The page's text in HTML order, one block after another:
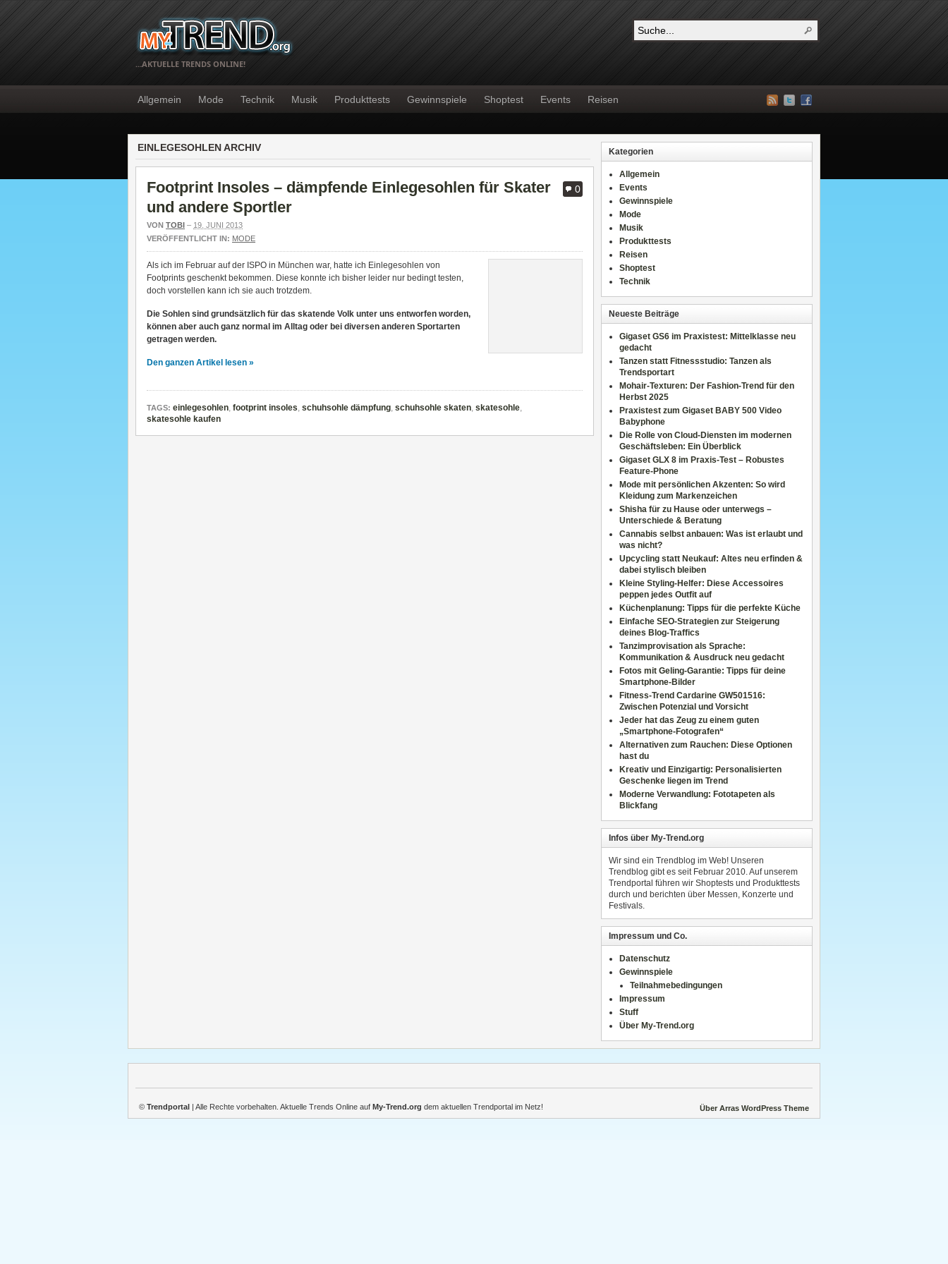
…AKTUELLE TRENDS ONLINE!
Allgemein Mode Technik Musik Produkttests Gewinnspiele Shoptest Events Reisen
EINLEGESOHLEN ARCHIV
0
Footprint Insoles – dämpfende Einlegesohlen für Skater
und andere Sportler
VON TOBI – 19. JUNI 2013
VERÖFFENTLICHT IN: MODE
Als ich im Februar auf der ISPO in München war, hatte ich Einlegesohlen von
Footprints geschenkt bekommen. Diese konnte ich bisher leider nur bedingt testen,
doch vorstellen kann ich sie auch trotzdem.
Die Sohlen sind grundsätzlich für das skatende Volk unter uns entworfen worden,
können aber auch ganz normal im Alltag oder bei diversen anderen Sportarten
getragen werden.
Den ganzen Artikel lesen »
TAGS: einlegesohlen, footprint insoles, schuhsohle dämpfung, schuhsohle skaten, skatesohle,
skatesohle kaufen
Kategorien
Allgemein
Events
Gewinnspiele
Mode
Musik
Produkttests
Reisen
Shoptest
Technik
Neueste Beiträge
Gigaset GS6 im Praxistest: Mittelklasse neu
gedacht
Tanzen statt Fitnessstudio: Tanzen als
Trendsportart
Mohair-Texturen: Der Fashion-Trend für den
Herbst 2025
Praxistest zum Gigaset BABY 500 Video
Babyphone
Die Rolle von Cloud-Diensten im modernen
Geschäftsleben: Ein Überblick
Gigaset GLX 8 im Praxis-Test – Robustes
Feature-Phone
Mode mit persönlichen Akzenten: So wird
Kleidung zum Markenzeichen
Shisha für zu Hause oder unterwegs –
Unterschiede & Beratung
Cannabis selbst anbauen: Was ist erlaubt und
was nicht?
Upcycling statt Neukauf: Altes neu erfinden &
dabei stylisch bleiben
Kleine Styling-Helfer: Diese Accessoires
peppen jedes Outfit auf
Küchenplanung: Tipps für die perfekte Küche
Einfache SEO-Strategien zur Steigerung
deines Blog-Traffics
Tanzimprovisation als Sprache:
Kommunikation & Ausdruck neu gedacht
Fotos mit Geling-Garantie: Tipps für deine
Smartphone-Bilder
Fitness-Trend Cardarine GW501516:
Zwischen Potenzial und Vorsicht
Jeder hat das Zeug zu einem guten
„Smartphone-Fotografen“
Alternativen zum Rauchen: Diese Optionen
hast du
Kreativ und Einzigartig: Personalisierten
Geschenke liegen im Trend
Moderne Verwandlung: Fototapeten als
Blickfang
Infos über My-Trend.org
Wir sind ein Trendblog im Web! Unseren
Trendblog gibt es seit Februar 2010. Auf unserem
Trendportal führen wir Shoptests und Produkttests
durch und berichten über Messen, Konzerte und
Festivals.
Impressum und Co.
Datenschutz
Gewinnspiele
Teilnahmebedingungen
Impressum
Stuff
Über My-Trend.org
Über Arras WordPress Theme
© Trendportal | Alle Rechte vorbehalten. Aktuelle Trends Online auf My-Trend.org dem aktuellen Trendportal im Netz!